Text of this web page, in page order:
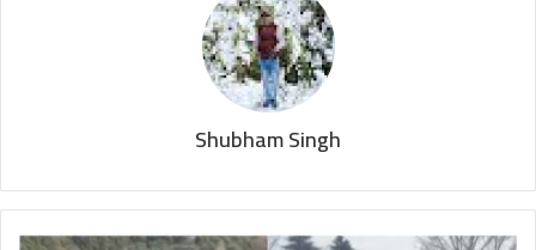
Shubham Singh